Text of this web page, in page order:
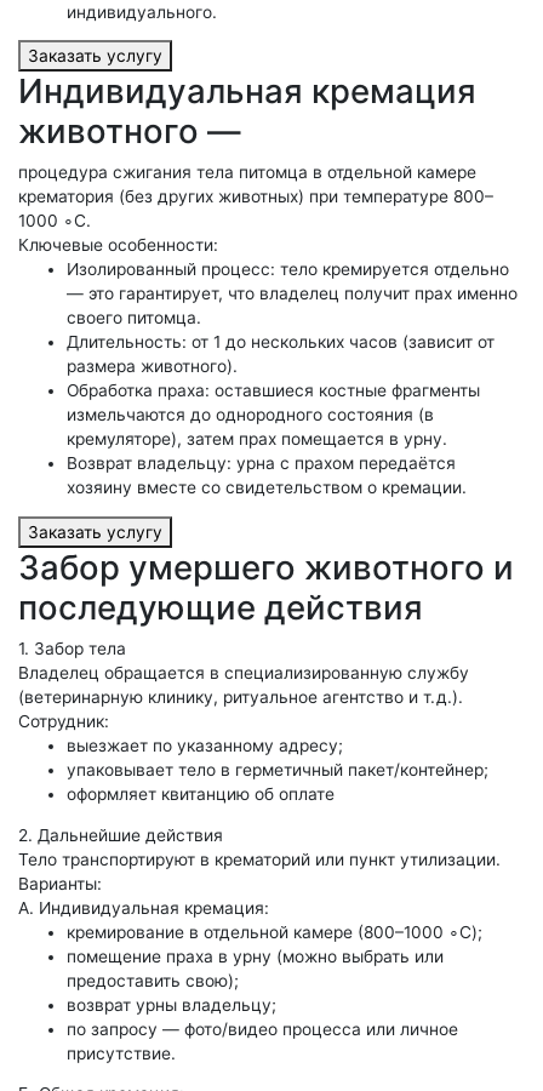
индивидуального.
Заказать услугу
Индивидуальная кремация
животного —
процедура сжигания тела питомца в отдельной камере
крематория (без других животных) при температуре 800–
1000 ∘C.
Ключевые особенности:
Изолированный процесс: тело кремируется отдельно
— это гарантирует, что владелец получит прах именно
своего питомца.
Длительность: от 1 до нескольких часов (зависит от
размера животного).
Обработка праха: оставшиеся костные фрагменты
измельчаются до однородного состояния (в
кремуляторе), затем прах помещается в урну.
Возврат владельцу: урна с прахом передаётся
хозяину вместе со свидетельством о кремации.
Заказать услугу
Забор умершего животного и
последующие действия
1. Забор тела
Владелец обращается в специализированную службу
(ветеринарную клинику, ритуальное агентство и т. д.).
Сотрудник:
выезжает по указанному адресу;
упаковывает тело в герметичный пакет/контейнер;
оформляет квитанцию об оплате
2. Дальнейшие действия
Тело транспортируют в крематорий или пункт утилизации.
Варианты:
А. Индивидуальная кремация:
кремирование в отдельной камере (800–1000 ∘C);
помещение праха в урну (можно выбрать или
предоставить свою);
возврат урны владельцу;
по запросу — фото/видео процесса или личное
присутствие.